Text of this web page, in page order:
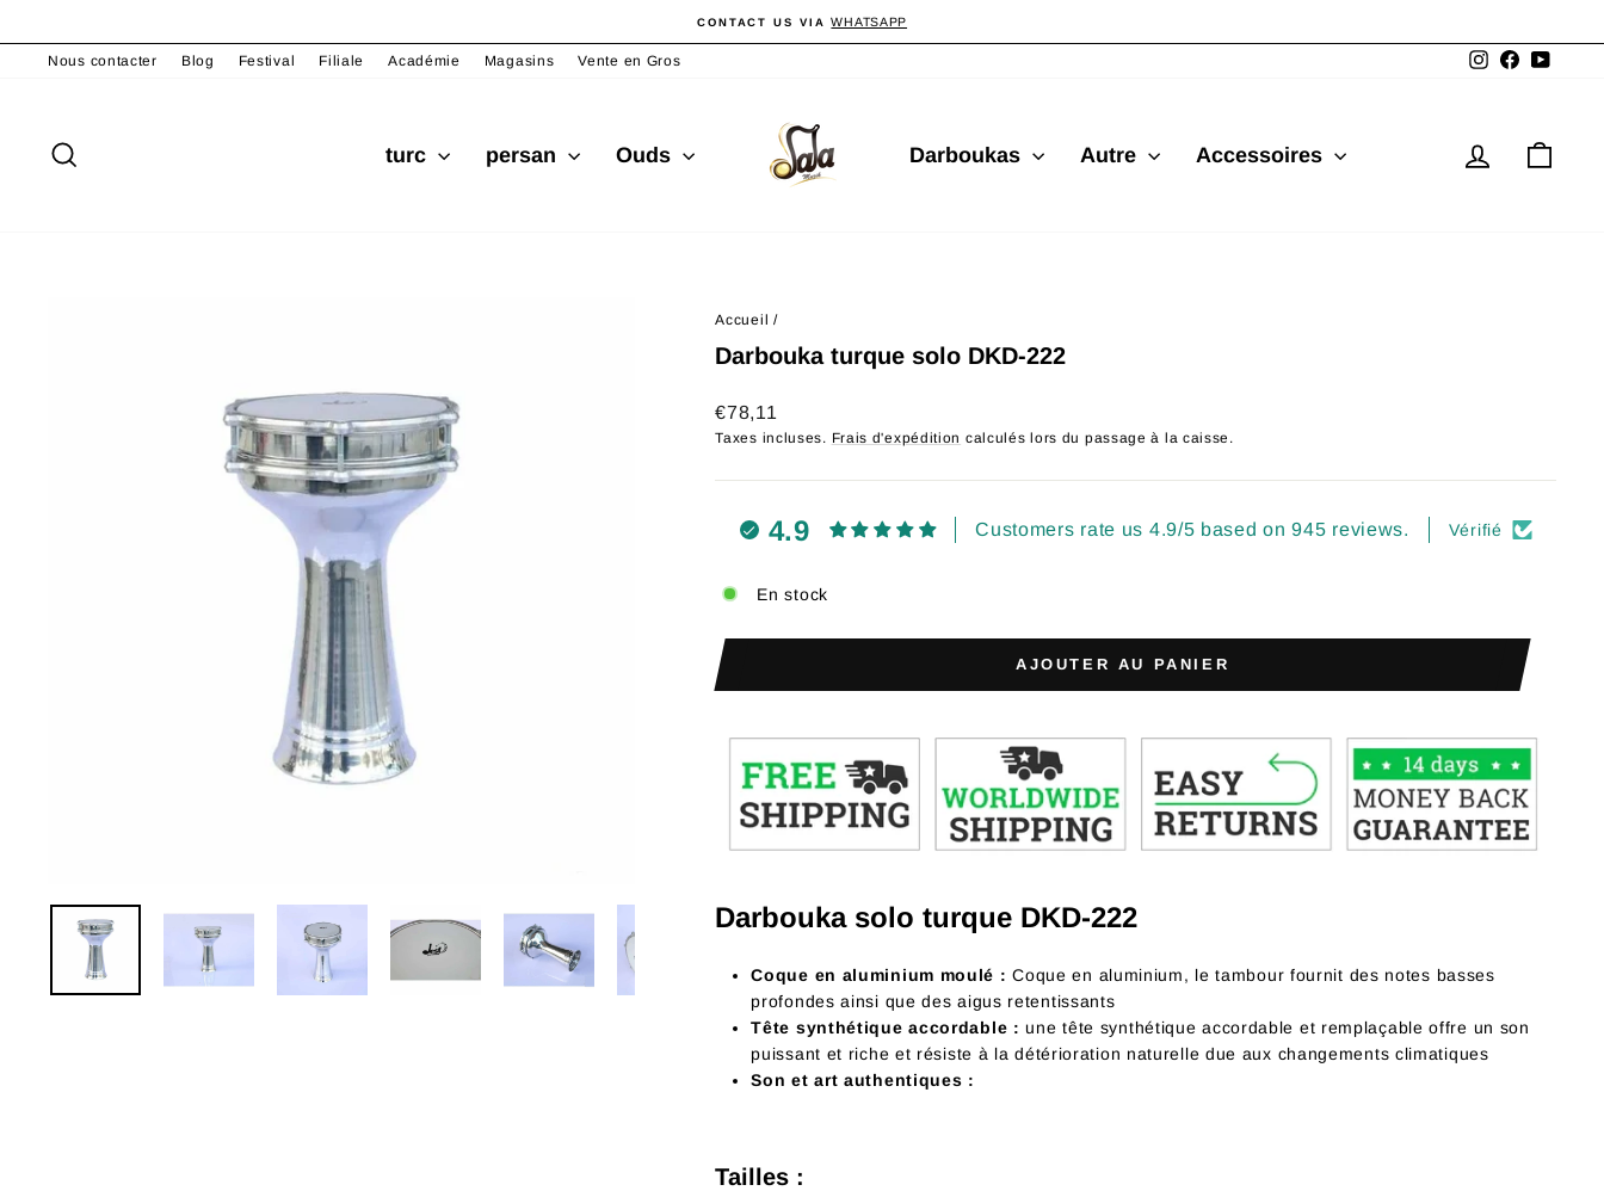
contenu
Diaporama
CONTACT US VIA WHATSAPP
Nous contacter Blog Festival Filiale Académie Magasins Vente en Gros InstagramFacebook
turc persan Ouds Darboukas Autre Accessoires Se
Accueil /
Darbouka turque solo DKD-222
Prix
régulier
€78,11
Taxes incluses. Frais d'expédition calculés lors du passage à la caisse.
4.9 Customers rate us 4.9/5 based on 945 reviews. Vérifié
En stock
AJOUTER AU PANIER
Darbouka solo turque DKD-222
Coque en aluminium moulé : Coque en aluminium, le tambour fournit des notes basses
profondes ainsi que des aigus retentissants
Tête synthétique accordable : une tête synthétique accordable et remplaçable offre un son
puissant et riche et résiste à la détérioration naturelle due aux changements climatiques
Son et art authentiques :
Tailles :